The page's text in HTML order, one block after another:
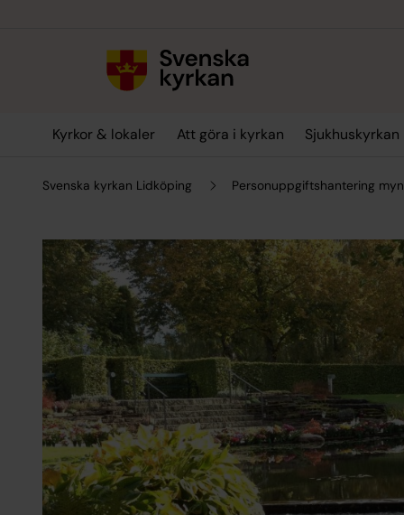
Kyrkor & lokaler Att göra i kyrkan Sjukhuskyrkan
Svenska kyrkan Lidköping Personuppgiftshantering